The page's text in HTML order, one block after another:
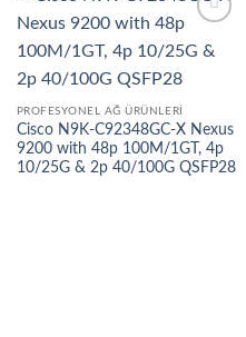
listesine
PROFESYONEL AĞ ÜRÜNLERI
Cisco N9K-C92348GC-X Nexus
9200 with 48p 100M/1GT, 4p
10/25G & 2p 40/100G QSFP28